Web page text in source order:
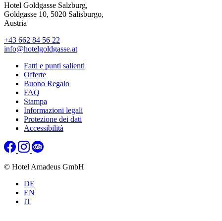
Hotel Goldgasse Salzburg,
Goldgasse 10, 5020 Salisburgo,
Austria
+43 662 84 56 22
info@hotelgoldgasse.at
Fatti e punti salienti
Offerte
Buono Regalo
FAQ
Stampa
Informazioni legali
Protezione dei dati
Accessibilità
© Hotel Amadeus GmbH
DE
EN
IT